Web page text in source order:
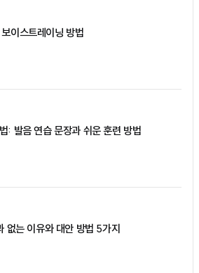
이스트레이닝 방법
: 발음 연습 문장과 쉬운 훈련 방법
없는 이유와 대안 방법 5가지